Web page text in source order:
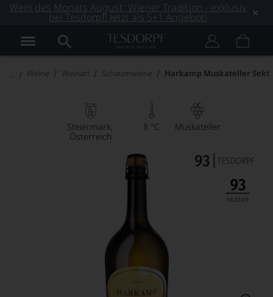
Wein des Monats August: Wiener Tradition - exklusiv
bei Tesdorpf! Jetzt als 5+1 Angebot!
Weine Weinart Schaumweine Harkamp Muskateller Sekt
Steiermark
Österreich
8 °C Muskateller